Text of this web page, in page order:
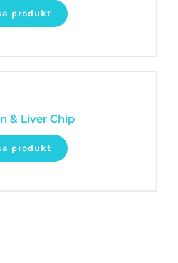
produkt
& Liver Chip
produkt